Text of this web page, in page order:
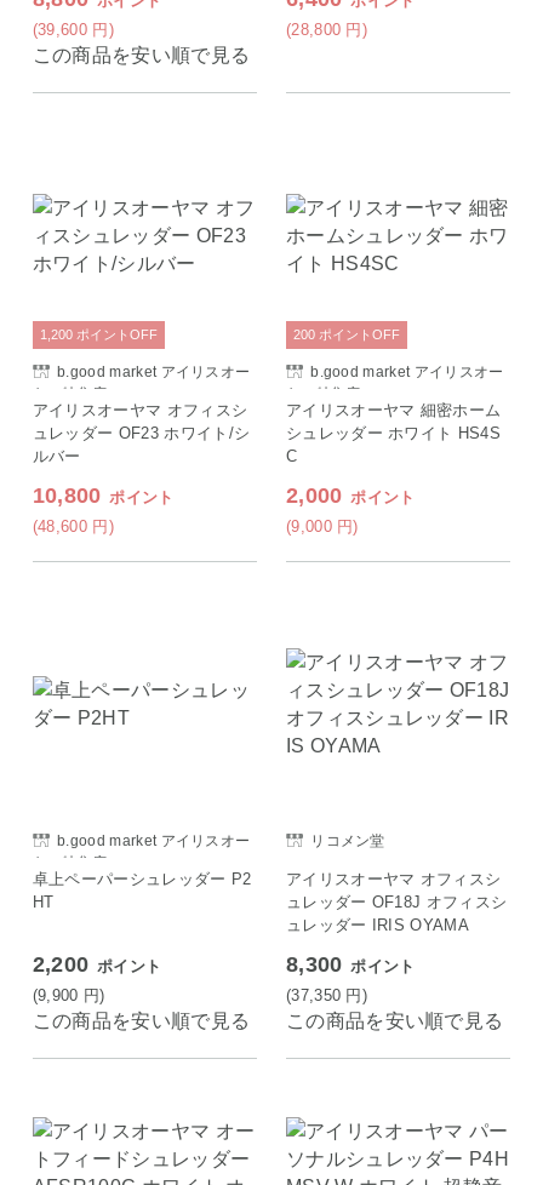
(39,600 円)
この商品を安い順で見る
(28,800 円)
b.good market アイリスオー
ヤマ特集店
アイリスオーヤマ オフィスシ
ュレッダー OF23 ホワイト/シ
ルバー
10,800 ポイント
(48,600 円)
1,200 ポイント OFF
b.good market アイリスオー
ヤマ特集店
アイリスオーヤマ 細密ホーム
シュレッダー ホワイト HS4S
C
2,000 ポイント
(9,000 円)
200 ポイント OFF
b.good market アイリスオー
ヤマ特集店
卓上ペーパーシュレッダー P2
HT
2,200 ポイント
(9,900 円)
この商品を安い順で見る
リコメン堂
アイリスオーヤマ オフィスシ
ュレッダー OF18J オフィスシ
ュレッダー IRIS OYAMA
8,300 ポイント
(37,350 円)
この商品を安い順で見る